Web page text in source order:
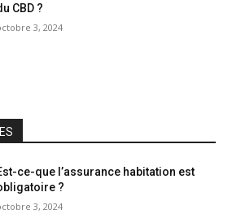
CBD ?
3, 2024
ce-que l’assurance habitation est
?
3, 2024